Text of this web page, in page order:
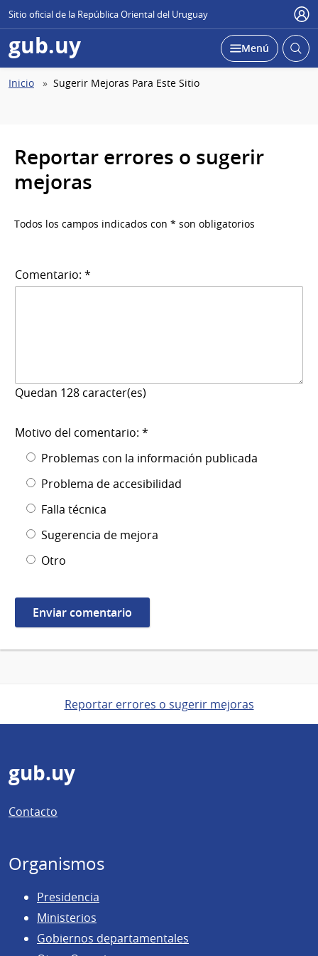
Sitio oficial de la República Oriental del Uruguay
gub.uy Abierta
Desplegar
Menú Abrir
Ruta
Inicio Sugerir Mejoras Para Este Sitio
Reportar errores o sugerir
mejoras
Todos los campos indicados con * son obligatorios
Comentario: *
Quedan 128 caracter(es)
Motivo del comentario: *
Problemas con la información publicada
Problema de accesibilidad
Falla técnica
Sugerencia de mejora
Otro
Reportar errores o sugerir mejoras
Pie
de
página
gub.uy
Contacto
Organismos
Presidencia
Ministerios
Gobiernos departamentales